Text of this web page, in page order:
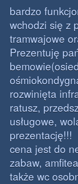
bardzo
wchodzi się z
tramwajowe
Prezentuję
rozwinięta
ratusz,
usługowe,
prezentację!!!
cena jest do
zabaw,
także wc